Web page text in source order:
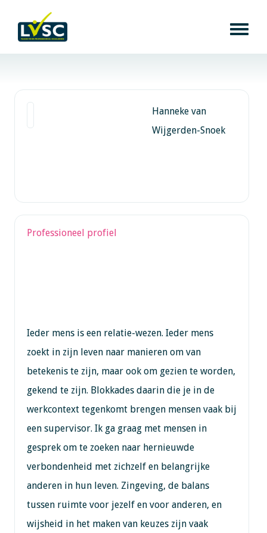
Hanneke van
Wijgerden-Snoek
Professioneel profiel
Ieder mens is een relatie-wezen. Ieder mens
zoekt in zijn leven naar manieren om van
betekenis te zijn, maar ook om gezien te worden,
gekend te zijn. Blokkades daarin die je in de
werkcontext tegenkomt brengen mensen vaak bij
een supervisor. Ik ga graag met mensen in
gesprek om te zoeken naar hernieuwde
verbondenheid met zichzelf en belangrijke
anderen in hun leven. Zingeving, de balans
tussen ruimte voor jezelf en voor anderen, en
wijsheid in het maken van keuzes zijn vaak